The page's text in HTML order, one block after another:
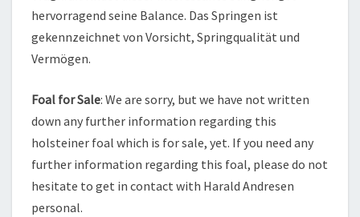
hervorragend seine Balance. Das Springen ist
gekennzeichnet von Vorsicht, Springqualität und
Vermögen.
Foal for Sale: We are sorry, but we have not written
down any further information regarding this
holsteiner foal which is for sale, yet. If you need any
further information regarding this foal, please do not
hesitate to get in contact with Harald Andresen
personal.